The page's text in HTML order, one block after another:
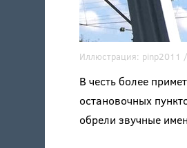
Иллюстрация: pinp2011
В честь более
остановочных
обрели звучные